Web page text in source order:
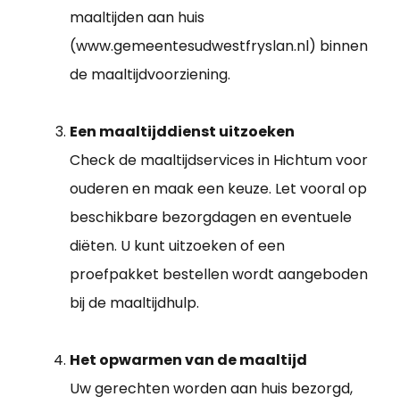
maaltijden aan huis
(www.gemeentesudwestfryslan.nl) binnen
de maaltijdvoorziening.
Een maaltijddienst uitzoeken
Check de maaltijdservices in Hichtum voor
ouderen en maak een keuze. Let vooral op
beschikbare bezorgdagen en eventuele
diëten. U kunt uitzoeken of een
proefpakket bestellen wordt aangeboden
bij de maaltijdhulp.
Het opwarmen van de maaltijd
Uw gerechten worden aan huis bezorgd,